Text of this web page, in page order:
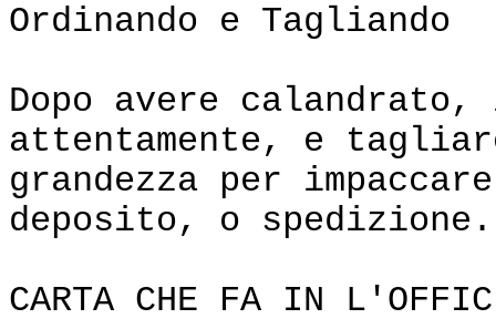
Ordinando e Tagliando
Dopo avere
attentamente, e
grandezza per
deposito, o spedizione.
CARTA CHE FA IN